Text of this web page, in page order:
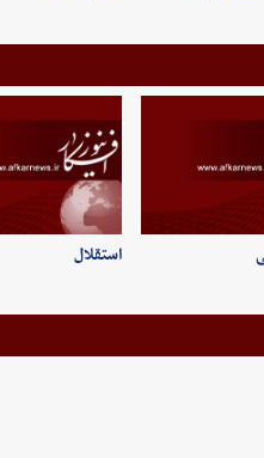
استقلال